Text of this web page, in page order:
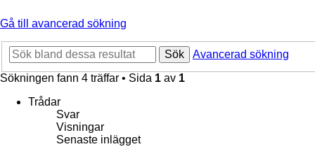
Gå till avancerad sökning
Sök
Avancerad sökning
Sökningen fann 4 träffar • Sida 1 av 1
Trådar
Svar
Visningar
Senaste inlägget